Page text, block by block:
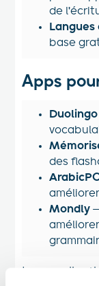
de
Langues
base
Apps
Duolingo
des
Mondly